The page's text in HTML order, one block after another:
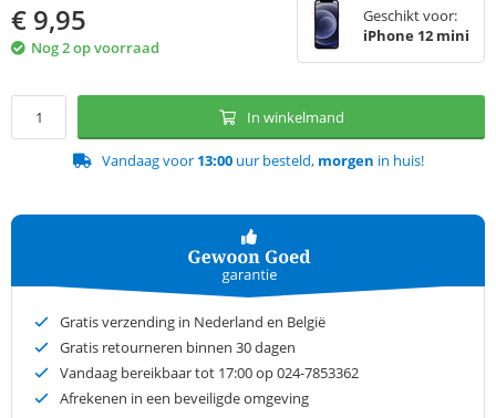
€ 9,95
Nog 2 op voorraad
Geschikt voor:
iPhone 12 mini
In winkelmand
Vandaag voor 13:00uur besteld, morgen in huis!
Gratis verzending in Nederland en België
Gratis retourneren binnen 30 dagen
Vandaag bereikbaar tot 17:00 op 024-7853362
Afrekenen in een beveiligde omgeving